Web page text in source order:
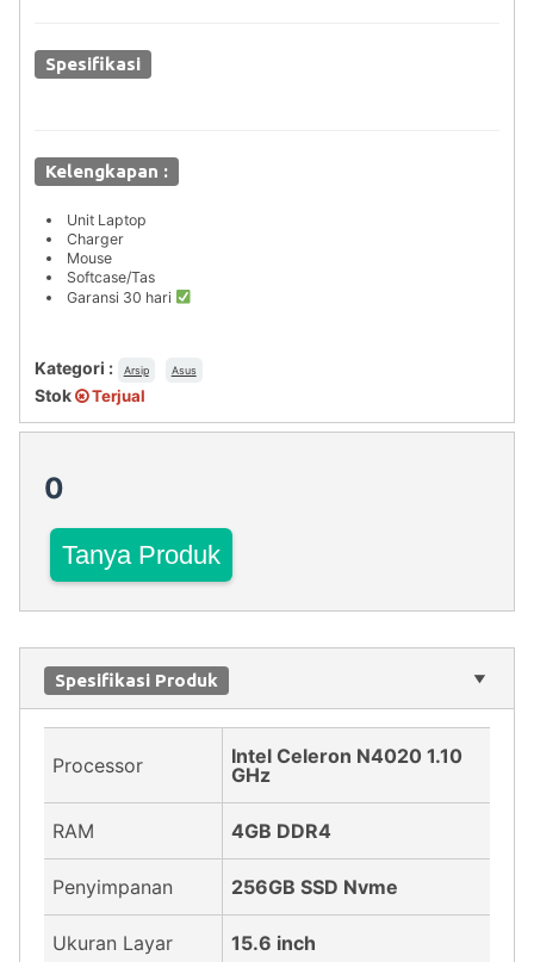
Spesifikasi
Kelengkapan :
Unit Laptop
Charger
Mouse
Softcase/Tas
Garansi 30 hari
Kategori : Arsip Asus
Stok Terjual
0
Tanya Produk
Spesifikasi Produk
Processor
Intel Celeron N4020 1.10
GHz
RAM 4GB DDR4
Penyimpanan 256GB SSD Nvme
Ukuran Layar 15.6 inch